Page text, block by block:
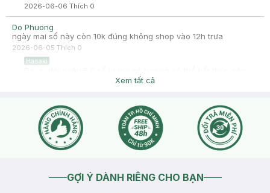
2026-06-06 Thích 0
Do Phuong
ngày mai số này còn 10k đúng không shop vào 12h trưa
2026-06-05 Thích 0
Hasaki
Bạn kiểm tra lại giá trước khi mua hàng nhé.
Xem tất cả
GỢI Ý DÀNH RIÊNG CHO BẠN